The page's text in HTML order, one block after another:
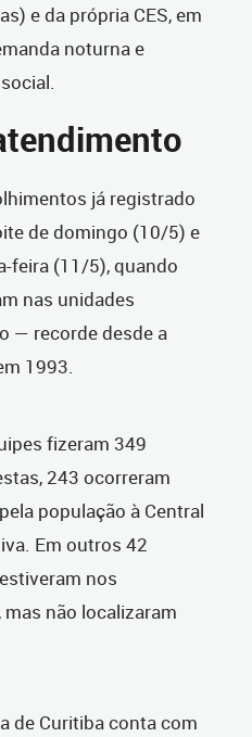
e da própria CES, em
noturna e
já registrado
de domingo (10/5) e
feira (11/5), quando
nas unidades
— recorde desde a
1993.
fizeram 349
243 ocorreram
população à Central
Em outros 42
nos
não localizaram
de Curitiba conta com